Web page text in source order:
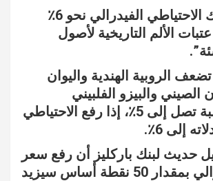
“إن تشديد بنك الاحتياطي الفيدرالي نحو 6٪
الألم التاريخية لأصول
الروبية الهندية واليوان
الصيني والبيزو الفلبيني
والتشيلي بنسبة تصل إلى 5٪، إذا رفع الاحتياطي
إلى 6٪.
حديث لبنك باركليز أن رفع سعر
الفائدة الفيدرالي بمقدار 50 نقطة أساس سيزيد